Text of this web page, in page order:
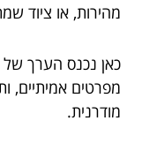
מהירות, או ציוד
כאן נכנס הערך של
מפרטים אמיתיים,
מודרנית.